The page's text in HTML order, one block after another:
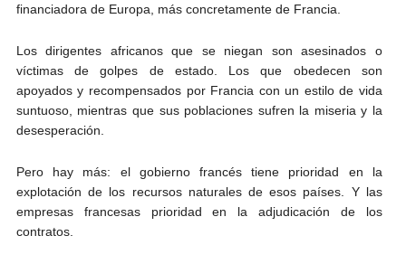
financiadora de Europa, más concretamente de Francia.
Los dirigentes africanos que se niegan son asesinados o
víctimas de golpes de estado. Los que obedecen son
apoyados y recompensados por Francia con un estilo de vida
suntuoso, mientras que sus poblaciones sufren la miseria y la
desesperación.
Pero hay más: el gobierno francés tiene prioridad en la
explotación de los recursos naturales de esos países. Y las
empresas francesas prioridad en la adjudicación de los
contratos.